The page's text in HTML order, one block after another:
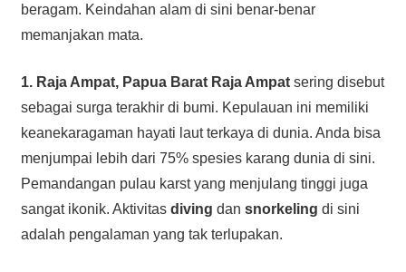
beragam. Keindahan alam di sini benar-benar
memanjakan mata.
1. Raja Ampat, Papua Barat Raja Ampatsering disebut
sebagai surga terakhir di bumi. Kepulauan ini memiliki
keanekaragaman hayati laut terkaya di dunia. Anda bisa
menjumpai lebih dari 75% spesies karang dunia di sini.
Pemandangan pulau karst yang menjulang tinggi juga
sangat ikonik. Aktivitas diving dan snorkeling di sini
adalah pengalaman yang tak terlupakan.